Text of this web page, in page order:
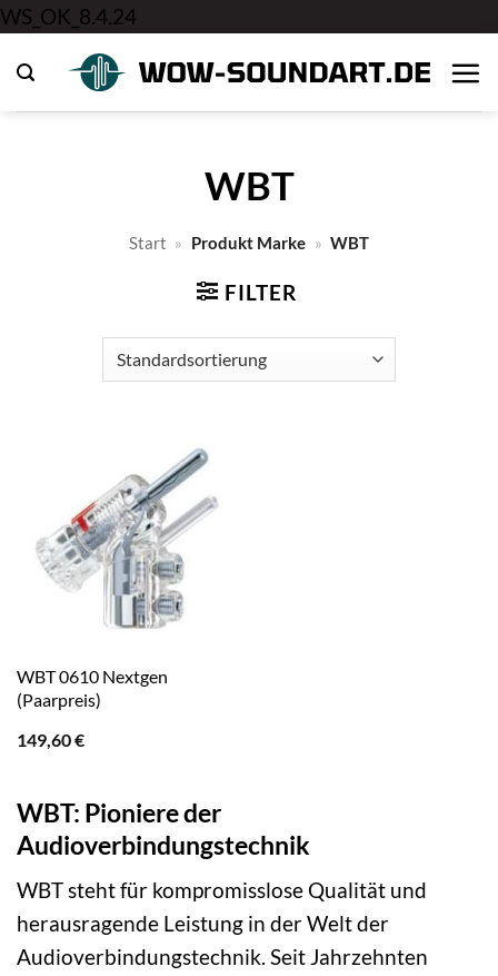
WS_OK_8.4.24
springen
WBT
Start » Produkt Marke » WBT
FILTER
WBT 0610 Nextgen
(Paarpreis)
149,60€
WBT: Pioniere der
Audioverbindungstechnik
WBT steht für kompromisslose Qualität und
herausragende Leistung in der Welt der
Audioverbindungstechnik. Seit Jahrzehnten